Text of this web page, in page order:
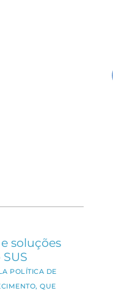
soluções
POLÍTICA DE
QUE